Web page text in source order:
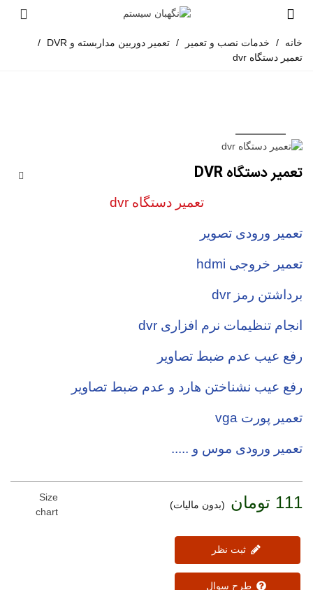
خانه / خدمات نصب و تعمیر / تعمیر دوربین مداربسته و DVR
/
تعمیر دستگاه dvr
تعمیر دستگاه DVR
تعمیر دستگاه dvr
تعمیر ورودی تصویر
تعمیر خروجی hdmi
برداشتن رمز dvr
انجام تنظیمات نرم افزاری dvr
رفع عیب عدم ضبط تصاویر
رفع عیب نشناختن هارد و عدم ضبط تصاویر
تعمیر پورت vga
تعمیر ورودی موس و .....
111 تومان (بدون مالیات)
ثبت نظر
طرح سوال
Size
chart